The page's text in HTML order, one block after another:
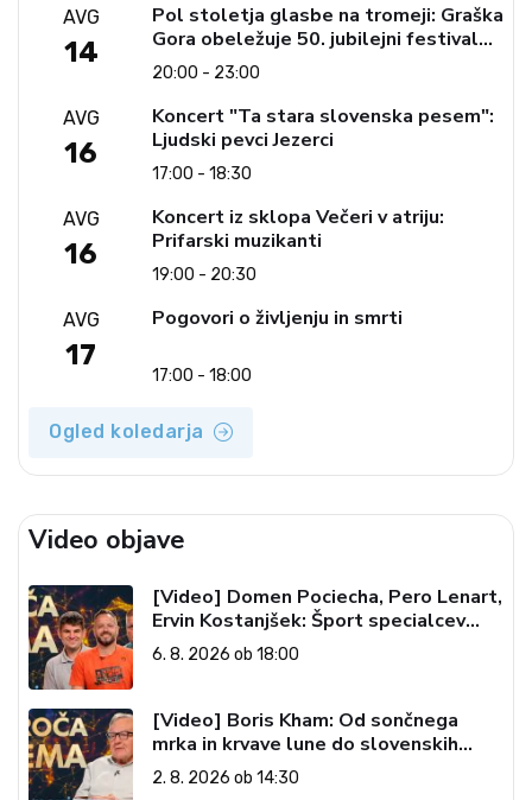
AVG
14
Pol stoletja glasbe na tromeji: Graška
Gora obeležuje 50. jubilejni festival
narodno-zabavne glasbe
20:00 - 23:00
AVG
16
Koncert "Ta stara slovenska pesem":
Ljudski pevci Jezerci
17:00 - 18:30
AVG
16
Koncert iz sklopa Večeri v atriju:
Prifarski muzikanti
19:00 - 20:30
AVG
17
Pogovori o življenju in smrti
17:00 - 18:00
Ogled koledarja
Video objave
[Video] Domen Pociecha, Pero Lenart,
Ervin Kostanjšek: Šport specialcev
(Vroča tema, 6. 8. 2026)
6. 8. 2026 ob 18:00
[Video] Boris Kham: Od sončnega
mrka in krvave lune do slovenskih
pečatov v vesolju (Vroča tema, 2. 8.
2026)
2. 8. 2026 ob 14:30